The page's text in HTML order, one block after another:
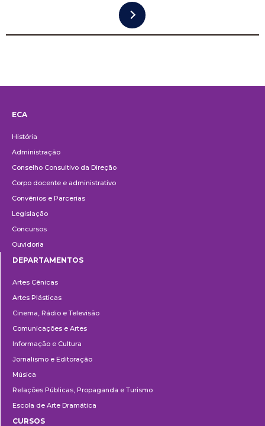
ECA
História
Administração
Conselho Consultivo da Direção
Corpo docente e administrativo
Convênios e Parcerias
Legislação
Concursos
Ouvidoria
DEPARTAMENTOS
Artes Cênicas
Artes Plásticas
Cinema, Rádio e Televisão
Comunicações e Artes
Informação e Cultura
Jornalismo e Editoração
Música
Relações Públicas, Propaganda e Turismo
Escola de Arte Dramática
CURSOS